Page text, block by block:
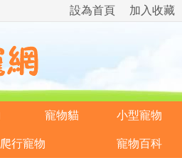
加入收藏
設為首頁
寵物貓 小型寵物
爬行寵物 寵物百科